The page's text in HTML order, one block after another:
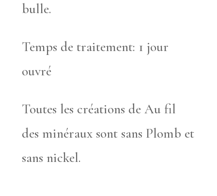
bulle.
Temps de traitement: 1 jour
ouvré
Toutes les créations de Au fil
des minéraux sont sans Plomb et
sans nickel.